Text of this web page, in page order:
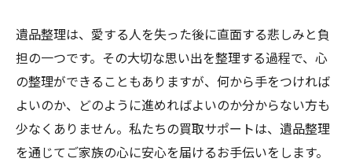
遺品整理は、愛する人を失った後に直面する悲しみと負
担の一つです。その大切な思い出を整理する過程で、心
の整理ができることもありますが、何から手をつければ
よいのか、どのように進めればよいのか分からない方も
少なくありません。私たちの買取サポートは、遺品整理
を通じてご家族の心に安心を届けるお手伝いをします。